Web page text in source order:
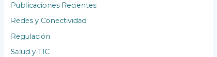
Publicaciones Recientes
Redes y Conectividad
Regulación
Salud y TIC